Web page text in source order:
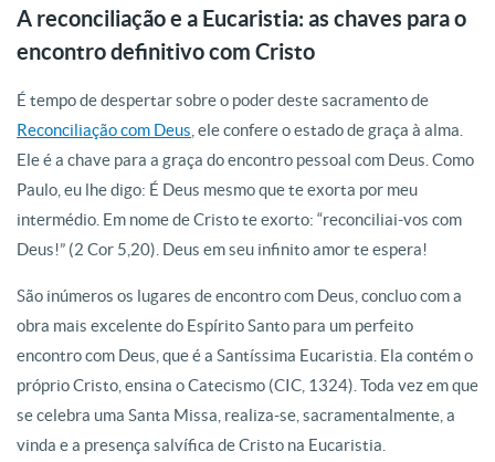
A reconciliação e a Eucaristia: as chaves para o
encontro definitivo com Cristo
É tempo de despertar sobre o poder deste sacramento de
Reconciliação com Deus, ele confere o estado de graça à alma.
Ele é a chave para a graça do encontro pessoal com Deus. Como
Paulo, eu lhe digo: É Deus mesmo que te exorta por meu
intermédio. Em nome de Cristo te exorto: “reconciliai-vos com
Deus!” (2 Cor 5,20). Deus em seu infinito amor te espera!
São inúmeros os lugares de encontro com Deus, concluo com a
obra mais excelente do Espírito Santo para um perfeito
encontro com Deus, que é a Santíssima Eucaristia. Ela contém o
próprio Cristo, ensina o Catecismo (CIC, 1324). Toda vez em que
se celebra uma Santa Missa, realiza-se, sacramentalmente, a
vinda e a presença salvífica de Cristo na Eucaristia.